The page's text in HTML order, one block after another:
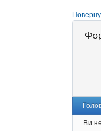
Ви